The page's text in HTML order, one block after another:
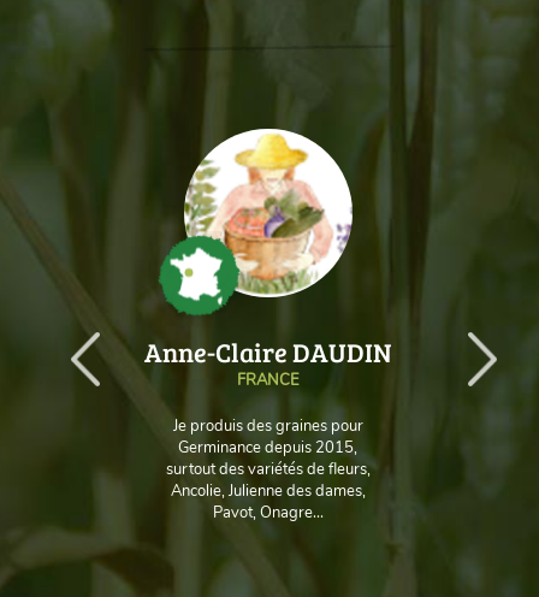
Anne-Claire DAUDIN
FRANCE
Je produis des graines pour
Germinance depuis 2015,
surtout des variétés de fleurs,
Ancolie, Julienne des dames,
Pavot, Onagre...